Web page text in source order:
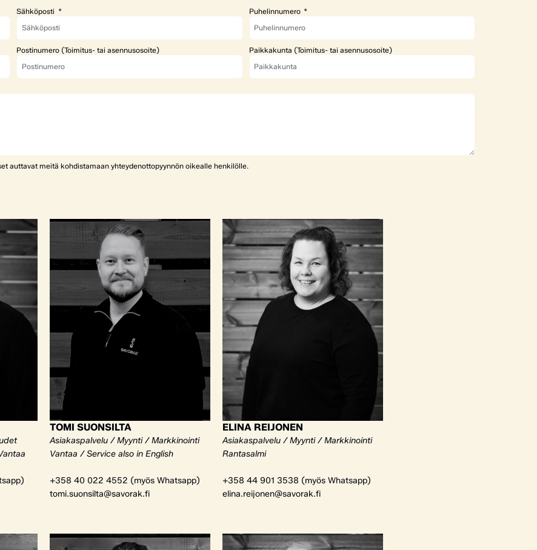
Sähköposti Puhelinnumero
Postinumero (Toimitus- tai asennusosoite) Paikkakunta (Toimitus- tai asennusosoite)
auttavat meitä kohdistamaan yhteydenottopyynnön oikealle henkilölle.
TOMI SUONSILTA
Asiakaspalvelu / Myynti / Markkinointi
Vantaa / Service also in English
+358 40 022 4552 (myös Whatsapp)
tomi.suonsilta@savorak.fi
ELINA REIJONEN
Asiakaspalvelu / Myynti / Markkinointi
Rantasalmi
+358 44 901 3538 (myös Whatsapp)
elina.reijonen@savorak.fi